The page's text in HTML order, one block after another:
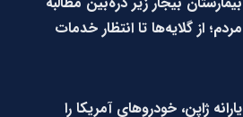
مردم؛ از گلایه‌ها تا انتظار خدمات
یارانه ژاپن، خودروهای آمریکا را